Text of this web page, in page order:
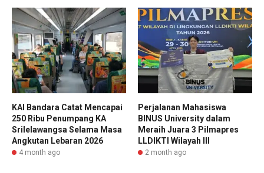
KAI Bandara Catat Mencapai
250 Ribu Penumpang KA
Srilelawangsa Selama Masa
Angkutan Lebaran 2026
4 month ago
Perjalanan Mahasiswa
BINUS University dalam
Meraih Juara 3 Pilmapres
LLDIKTI Wilayah III
2 month ago